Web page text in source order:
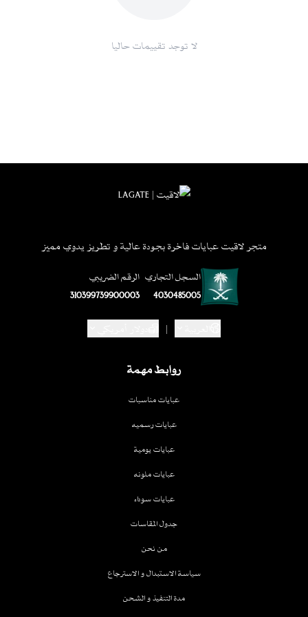
لا توجد تقييمات حاليا
روابط مهمة
عبايات مناسبات
عبايات رسميه
عبايات يومية
عبايات ملونه
عبايات سوداء
جدول المقاسات
من نحن
سياسة الاستبدال و الاسترجاع
مدة التنفيذ و الشحن
متجر لاقيت عبايات فاخرة بجودة عالية و تطريز يدوي مميز
السجل التجاري
4030485005
الرقم الضريبي
310399739900003
|